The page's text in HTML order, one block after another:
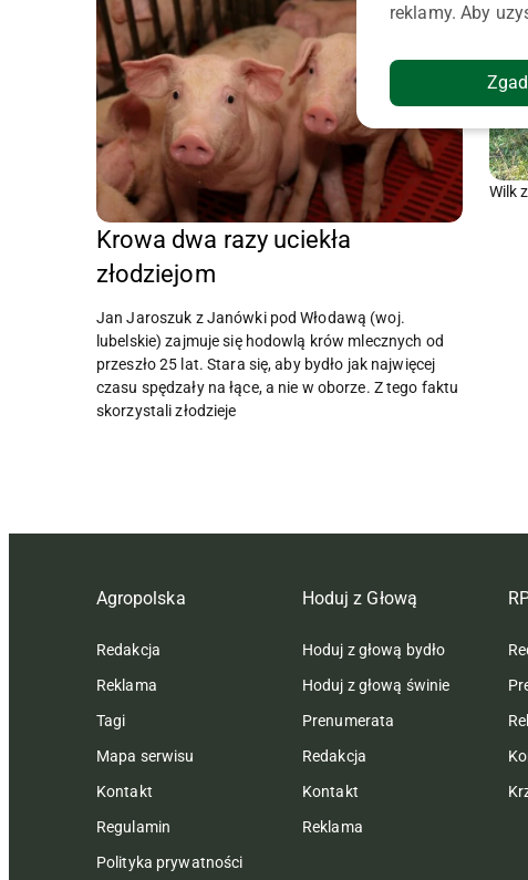
Krowa dwa razy uciekła
złodziejom
Jan Jaroszuk z Janówki pod Włodawą (woj.
lubelskie) zajmuje się hodowlą krów mlecznych od
przeszło 25 lat. Stara się, aby bydło jak najwięcej
czasu spędzały na łące, a nie w oborze. Z tego faktu
skorzystali złodzieje
Wilk
Agropolska
Redakcja
Reklama
Tagi
Mapa serwisu
Kontakt
Regulamin
Polityka prywatności
Hoduj z Głową
Hoduj z głową bydło
Hoduj z głową świnie
Prenumerata
Redakcja
Kontakt
Reklama
reklamy. Aby